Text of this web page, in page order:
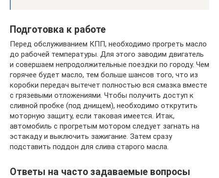
Подготовка к работе
Перед обслуживанием КПП, необходимо прогреть масло
до рабочей температуры. Для этого заводим двигатель
и совершаем непродолжительные поездки по городу. Чем
горячее будет масло, тем больше шансов того, что из
коробки передач вытечет полностью вся смазка вместе
с грязевыми отложениями. Чтобы получить доступ к
сливной пробке (под днищем), необходимо открутить
моторную защиту, если таковая имеется. Итак,
автомобиль с прогретым мотором следует загнать на
эстакаду и выключить зажигание. Затем сразу
подставить поддон для слива старого масла.
Ответы на часто задаваемые вопросы